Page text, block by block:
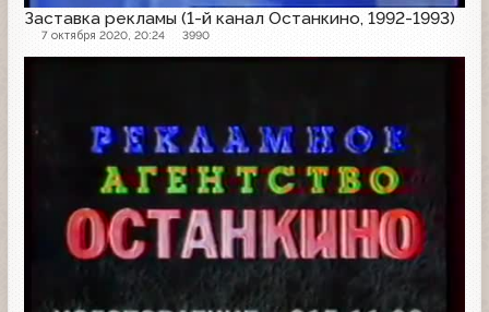
Заставка рекламы (1-й канал Останкино, 1992-1993)
7 октября 2020, 20:24 3990